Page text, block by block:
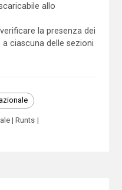
allo
la presenza dei
a ciascuna delle sezioni
Runts